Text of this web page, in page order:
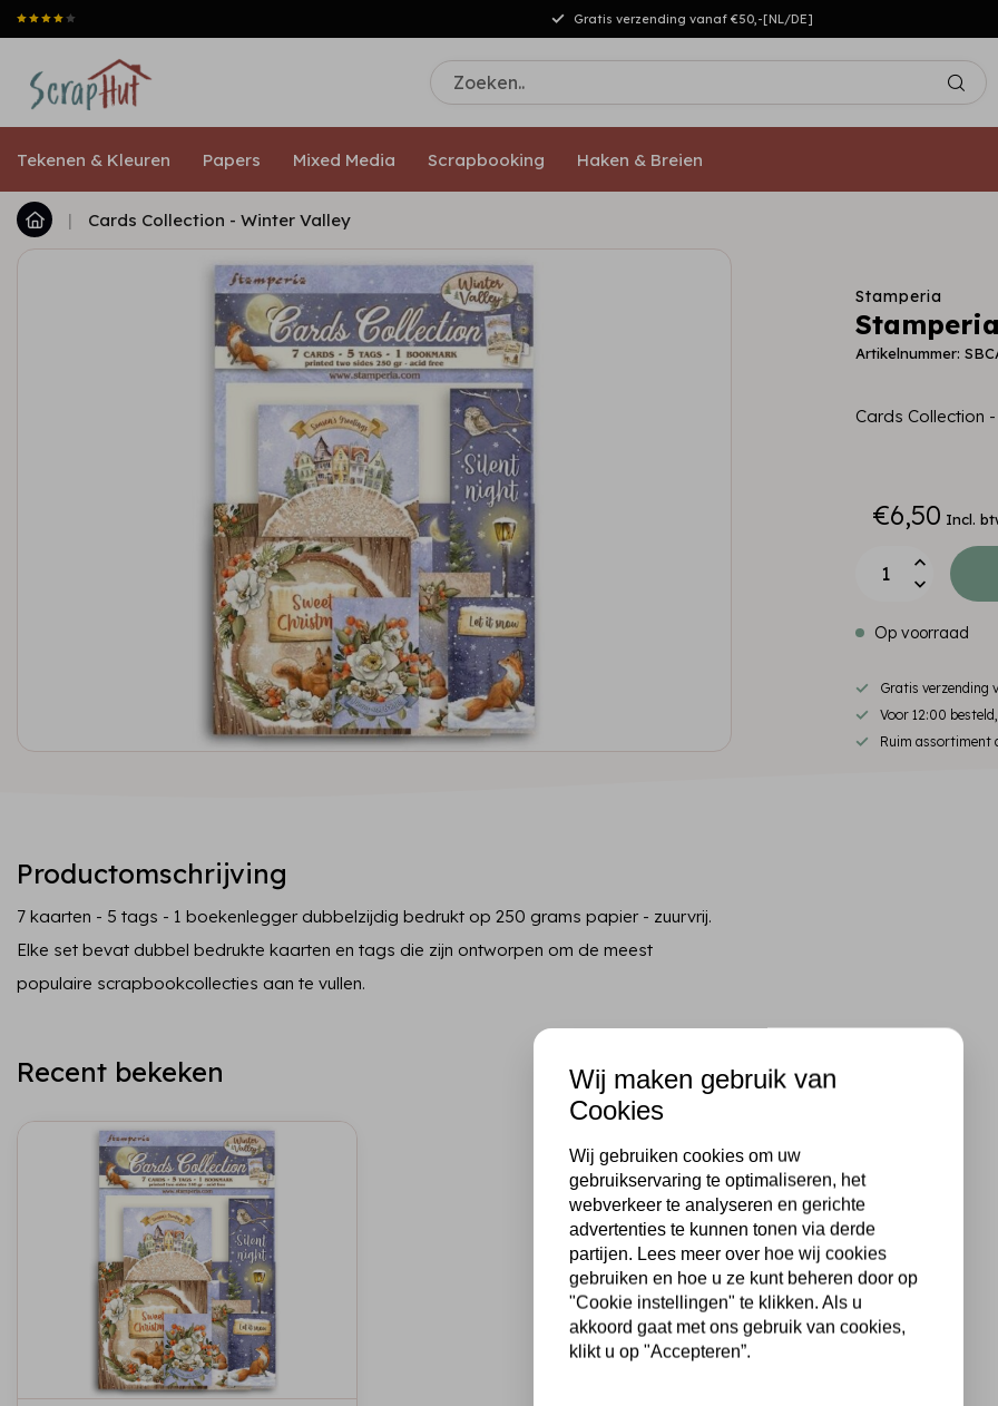
Gratis verzending vanaf €50,-[NL/DE]
Tekenen & Kleuren Papers Mixed Media Scrapbooking Haken & Breien
| Cards Collection - Winter Valley
Stamperia
Artikelnummer:
Cards Collection
€6,50 Incl.
Op voorraad
Gratis
Voor 12:00
Ruim assortiment
Productomschrijving
7 kaarten - 5 tags - 1 boekenlegger dubbelzijdig bedrukt op 250 grams papier - zuurvrij.
Elke set bevat dubbel bedrukte kaarten en tags die zijn ontworpen om de meest
populaire scrapbookcollecties aan te vullen.
Recent bekeken
Wij maken gebruik van
Cookies
Wij gebruiken cookies om uw
gebruikservaring te optimaliseren, het
webverkeer te analyseren en gerichte
advertenties te kunnen tonen via derde
partijen. Lees meer over hoe wij cookies
gebruiken en hoe u ze kunt beheren door op
"Cookie instellingen" te klikken. Als u
akkoord gaat met ons gebruik van cookies,
klikt u op "Accepteren”.